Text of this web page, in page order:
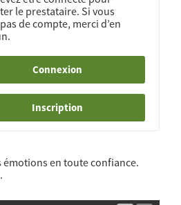
le prestataire. Si vous
pas de compte, merci d’en
Connexion
Inscription
en toute confiance.